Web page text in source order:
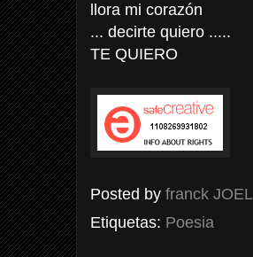
llora mi corazón
... decirte quiero .....
TE QUIERO
Posted by franck JOEL
Etiquetas: Poesia